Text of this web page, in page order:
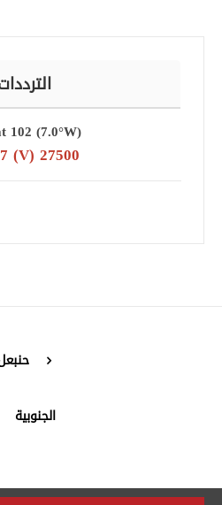
102 (7.0°W)
(V) 27500
الجنوبيةFrançais